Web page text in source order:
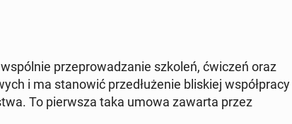
prze­pro­wa­dza­nie szkoleń, ćwiczeń oraz
i ma sta­no­wić prze­dłu­że­nie bli­skiej współ­pra­cy
To pierw­sza taka umowa zawarta przez